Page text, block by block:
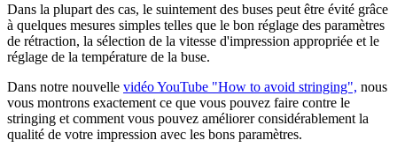
Dans la plupart des cas, le suintement des buses peut être évité grâce
à quelques mesures simples telles que le bon réglage des paramètres
de rétraction, la sélection de la vitesse d'impression appropriée et le
réglage de la température de la buse.
Dans notre nouvelle vidéo YouTube "How to avoid stringing", nous
vous montrons exactement ce que vous pouvez faire contre le
stringing et comment vous pouvez améliorer considérablement la
qualité de votre impression avec les bons paramètres.